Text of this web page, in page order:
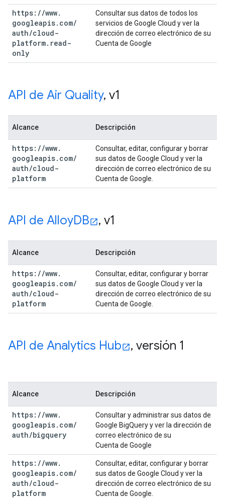
https: //www.
googleapis. com/
auth/cloud-
platform. read-
only
Consultar sus datos de todos los
servicios de Google Cloud y ver la
dirección de correo electrónico de su
Cuenta de Google
API de Air Quality, v1
Alcance Descripción
https: //www.
googleapis. com/
auth/cloud-
platform
Consultar, editar, configurar y borrar
sus datos de Google Cloud y ver la
dirección de correo electrónico de su
Cuenta de Google.
API de AlloyDB , v1
Alcance Descripción
https: //www.
googleapis. com/
auth/cloud-
platform
Consultar, editar, configurar y borrar
sus datos de Google Cloud y ver la
dirección de correo electrónico de su
Cuenta de Google.
API de Analytics Hub , versión 1
Alcance Descripción
https: //www.
googleapis. com/
auth/bigquery
Consultar y administrar sus datos de
Google BigQuery y ver la dirección de
correo electrónico de su
Cuenta de Google
https: //www.
googleapis. com/
auth/cloud-
platform
Consultar, editar, configurar y borrar
sus datos de Google Cloud y ver la
dirección de correo electrónico de su
Cuenta de Google.